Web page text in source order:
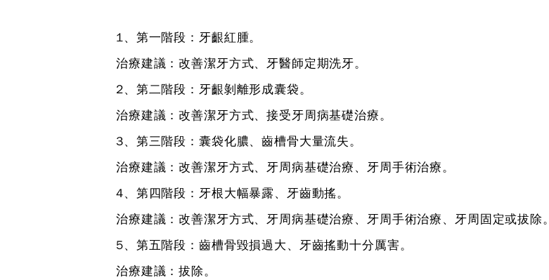
1、第一階段： 牙齦紅腫。
治療建議：改善潔牙方式、牙醫師定期洗牙。
2、第二階段： 牙齦剝離形成囊袋。
治療建議：改善潔牙方式、接受牙周病基礎治療。
3、第三階段： 囊袋化膿、齒槽骨大量流失。
治療建議：改善潔牙方式、牙周病基礎治療、牙周手術治療。
4、第四階段： 牙根大幅暴露、牙齒動搖。
治療建議：改善潔牙方式、牙周病基礎治療、牙周手術治療、牙周固定或拔除。
5、第五階段： 齒槽骨毀損過大、牙齒搖動十分厲害。
治療建議：拔除。